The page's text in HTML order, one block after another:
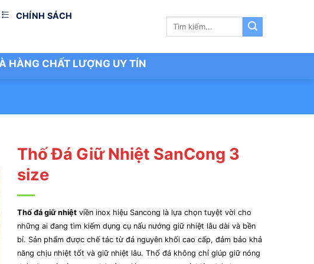
CHÍNH SÁCH
Tìm
HÀNG CHẤT LƯỢNG UY TÍN
Thố Đá Giữ Nhiệt SanCong 3
size
Thố đá giữ nhiệt viền inox hiệu Sancong là lựa chọn tuyệt vời cho
những ai đang tìm kiếm dụng cụ nấu nướng giữ nhiệt lâu dài và bền
bỉ. Sản phẩm được chế tác từ đá nguyên khối cao cấp, đảm bảo khả
năng chịu nhiệt tốt và giữ nhiệt lâu. Thố đá không chỉ giúp giữ nóng